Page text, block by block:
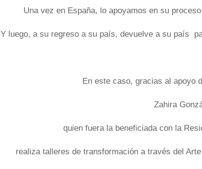
Una vez en España, lo apoyamos en su
Y luego, a su regreso a su país, devuelve a su país
En este caso, gracias al apoyo
Zahira
quien fuera la beneficiada con la
realiza talleres de transformación a través del